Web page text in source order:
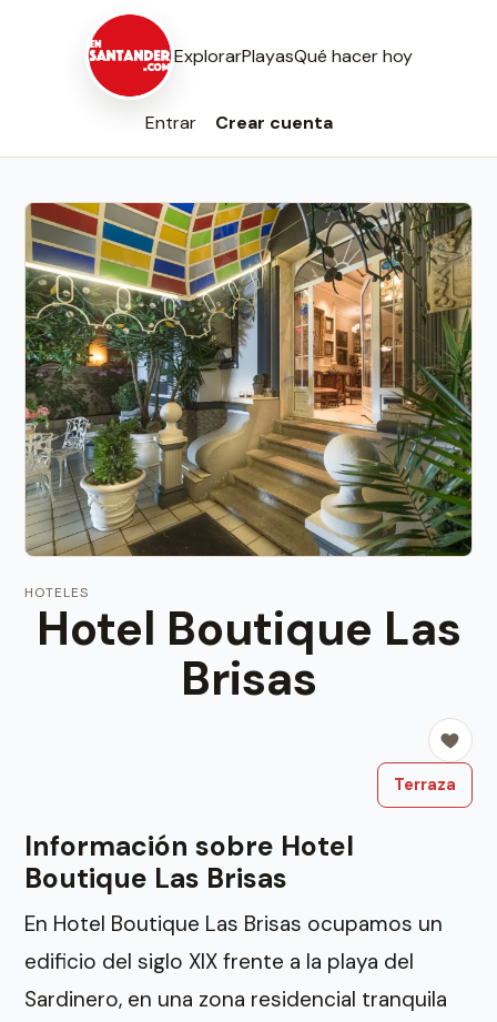
ExplorarPlayasQué hacer hoy
Entrar Crear cuenta
HOTELES
Hotel Boutique Las
Brisas
Terraza
Información sobre Hotel
Boutique Las Brisas
En Hotel Boutique Las Brisas ocupamos un
edificio del siglo XIX frente a la playa del
Sardinero, en una zona residencial tranquila